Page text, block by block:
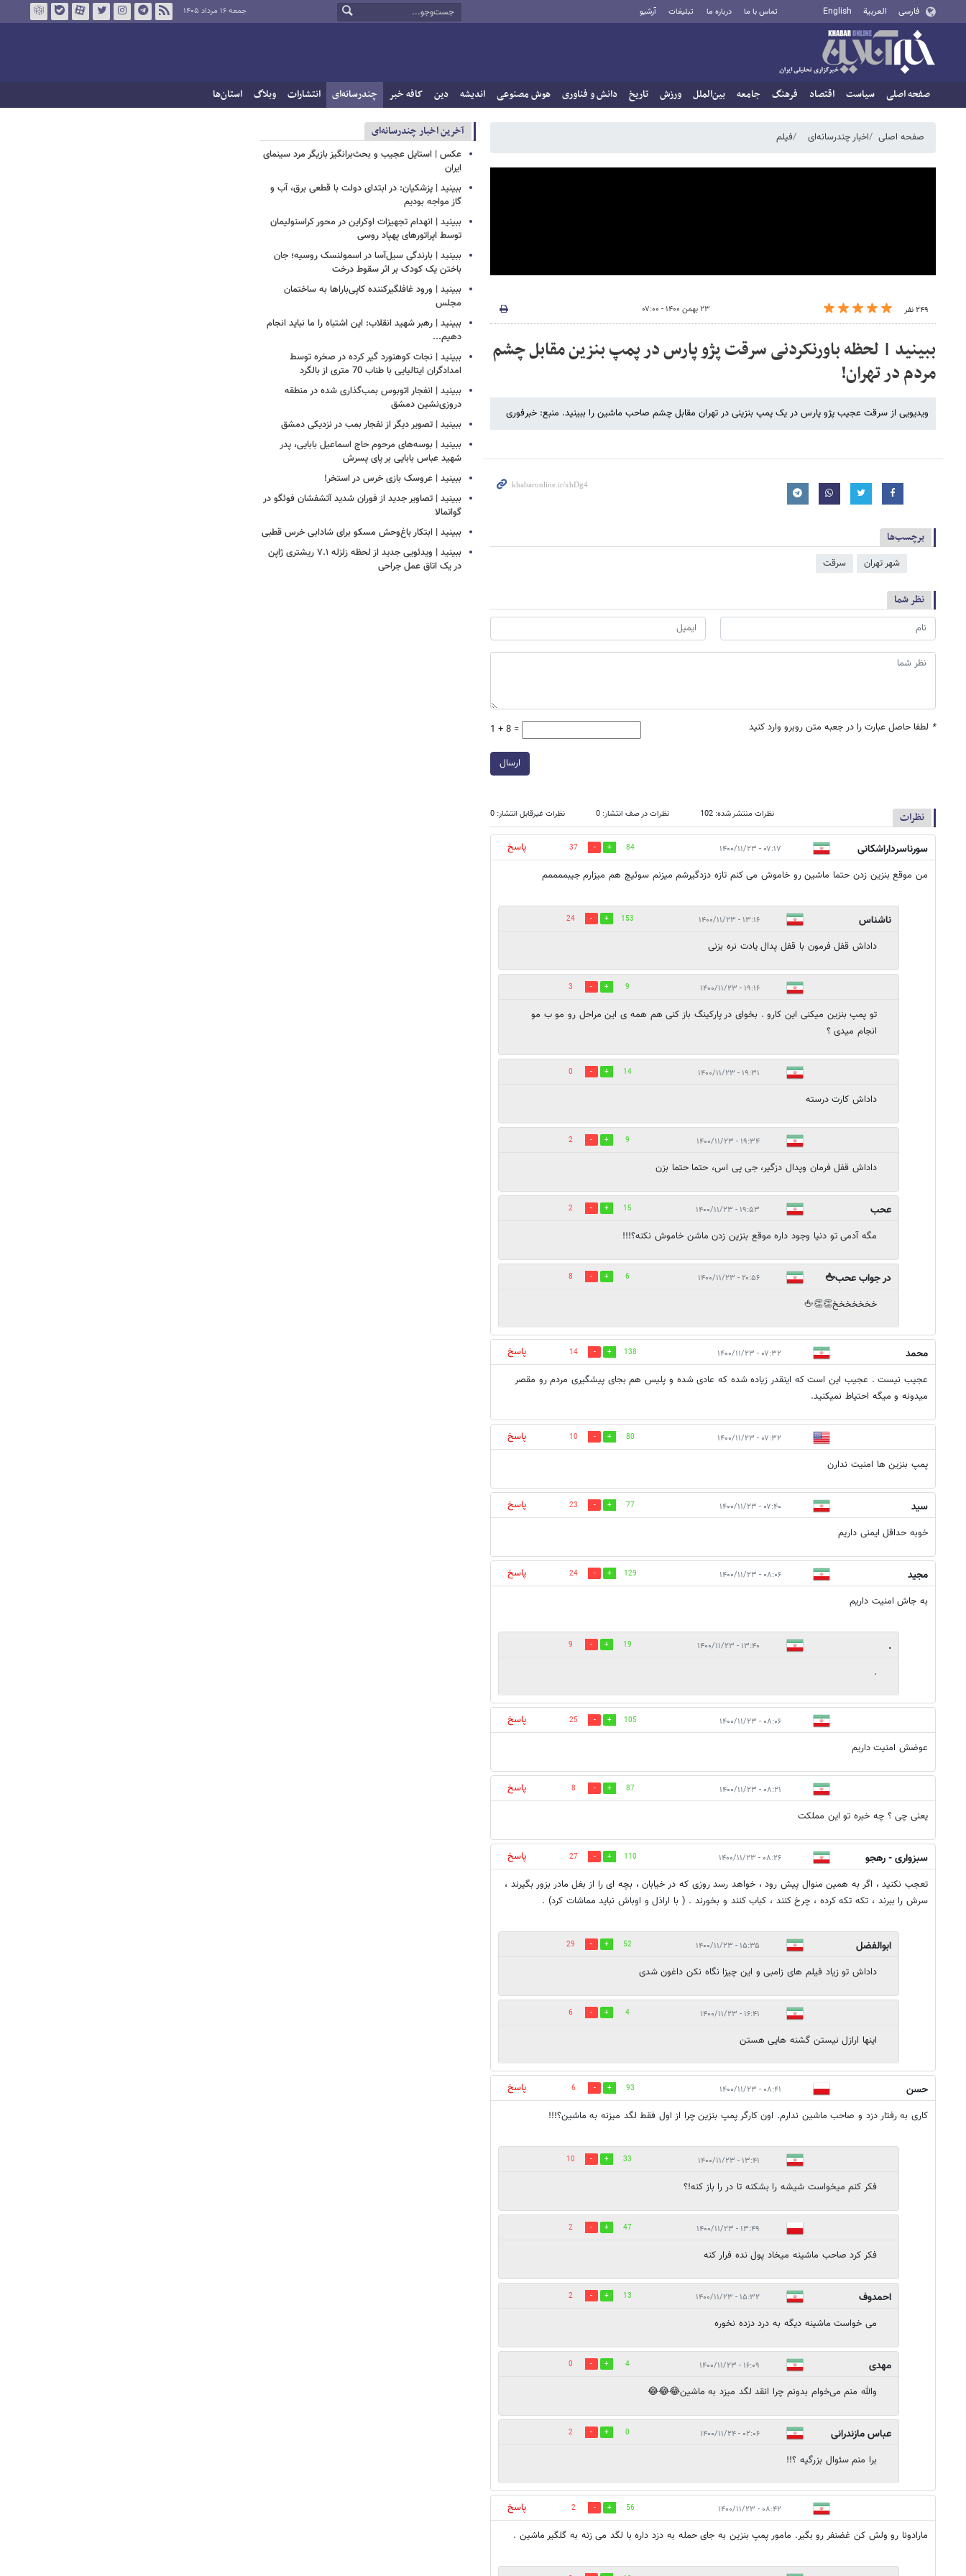
فارسی العربية English تماس با ما درباره ما تبلیغات آرشیو جمعه ۱۶ مرداد ۱۴۰۵
صفحه اصلی سیاست اقتصاد فرهنگ جامعه بین‌الملل ورزش تاریخ دانش و فناوری هوش مصنوعی اندیشه دین کافه خبر چندرسانه‌ای انتشارات وبلاگ استان‌ها
صفحه اصلی اخبار چندرسانه‌ای فیلم
۲۴۹ نفر ۲۳ بهمن ۱۴۰۰ - ۰۷:۰۰
ببینید | لحظه باورنکردنی سرقت پژو پارس در پمپ بنزین مقابل چشم
مردم در تهران!
ویدیویی از سرقت عجیب پژو پارس در یک پمپ بنزینی در تهران مقابل چشم صاحب ماشین را ببینید. منبع: خبرفوری
برچسب‌ها
شهر تهران سرقت
نظر شما
* لطفا حاصل عبارت را در جعبه متن روبرو وارد کنید 1 + 8 =
ارسال
نظرات نظرات منتشر شده: 102 نظرات در صف انتشار: 0 نظرات غیرقابل انتشار: 0
سورناسرداراشکانی ۰۷:۱۷ - ۱۴۰۰/۱۱/۲۳ 84
37
پاسخ
من موقع بنزین زدن حتما ماشین رو خاموش می کنم تازه دزدگیرشم میزنم سوئیچ هم میزارم جیبممممم
ناشناس ۱۳:۱۶ - ۱۴۰۰/۱۱/۲۳ 153
24
داداش قفل فرمون با قفل پدال یادت نره بزنی
۱۹:۱۶ - ۱۴۰۰/۱۱/۲۳ 9
3
تو پمپ بنزین میکنی این کارو . بخوای در پارکینگ باز کنی هم همه ی این مراحل رو مو ب مو
انجام میدی ؟
۱۹:۳۱ - ۱۴۰۰/۱۱/۲۳ 14
0
داداش کارت درسته
۱۹:۳۴ - ۱۴۰۰/۱۱/۲۳ 9
2
داداش قفل فرمان وپدال دزگیر، جی پی اس، حتما حتما بزن
عحب ۱۹:۵۳ - ۱۴۰۰/۱۱/۲۳ 15
2
مگه آدمی تو دنیا وجود داره موقع بنزین زدن ماشن خاموش نکنه؟!!!
در جواب عحب🖕 ۲۰:۵۶ - ۱۴۰۰/۱۱/۲۳ 6
8
خخخخخخخ👏👏🖕
محمد ۰۷:۳۲ - ۱۴۰۰/۱۱/۲۳ 138
14
پاسخ
عجیب نیست . عجیب این است که اینقدر زیاده شده که عادی شده و پلیس هم بجای پیشگیری مردم رو مقصر
میدونه و میگه احتیاط نمیکنید.
۰۷:۳۲ - ۱۴۰۰/۱۱/۲۳ 80
10
پاسخ
پمپ بنزین ها امنیت ندارن
سید ۰۷:۴۰ - ۱۴۰۰/۱۱/۲۳ 77
23
پاسخ
خوبه حداقل ایمنی داریم
مجید ۰۸:۰۶ - ۱۴۰۰/۱۱/۲۳ 129
24
پاسخ
به جاش امنیت داریم
. ۱۳:۴۰ - ۱۴۰۰/۱۱/۲۳ 19
9
.
۰۸:۰۶ - ۱۴۰۰/۱۱/۲۳ 105
25
پاسخ
عوضش امنیت داریم
۰۸:۲۱ - ۱۴۰۰/۱۱/۲۳ 87
8
پاسخ
یعنی چی ؟ چه خبره تو این مملکت
سبزواری - رهجو ۰۸:۲۶ - ۱۴۰۰/۱۱/۲۳ 110
27
پاسخ
تعجب نکنید ، اگر به همین منوال پیش رود ، خواهد رسد روزی که در خیابان ، بچه ای را از بغل مادر بزور بگیرند ،
سرش را ببرند ، تکه تکه کرده ، چرخ کنند ، کباب کنند و بخورند . ( با اراذل و اوباش نباید مماشات کرد) .
ابوالفضل ۱۵:۳۵ - ۱۴۰۰/۱۱/۲۳ 52
29
داداش تو زیاد فیلم های زامبی و این چیزا نگاه نکن داغون شدی
۱۶:۴۱ - ۱۴۰۰/۱۱/۲۳ 4
6
اینها ارازل نیستن گشنه هایی هستن
حسن ۰۸:۴۱ - ۱۴۰۰/۱۱/۲۳ 93
6
پاسخ
کاری به رفتار دزد و صاحب ماشین ندارم. اون کارگر پمپ بنزین چرا از اول فقط لگد میزنه به ماشین؟!!!
۱۳:۴۱ - ۱۴۰۰/۱۱/۲۳ 33
10
فکر کنم میخواست شیشه را بشکنه تا در را باز کنه!؟
۱۳:۴۹ - ۱۴۰۰/۱۱/۲۳ 47
2
فكر كرد صاحب ماشينه ميخاد پول نده فرار كنه
احمدوف ۱۵:۳۲ - ۱۴۰۰/۱۱/۲۳ 13
2
می خواست ماشینه دیگه به درد دزده نخوره
مهدی ۱۶:۰۹ - ۱۴۰۰/۱۱/۲۳ 4
0
والله منم می‌خوام بدونم چرا انقد لگد میزد به ماشین😂😂😂
عباس مازندرانی ۰۲:۰۶ - ۱۴۰۰/۱۱/۲۴ 0
2
برا منم سئوال بزرگیه ؟!!
۰۸:۴۲ - ۱۴۰۰/۱۱/۲۳ 56
2
پاسخ
مارادونا رو ولش کن غضنفر رو بگیر. مامور پمپ بنزین به جای حمله به دزد داره با لگد می زنه به گلگیر ماشین .
آخرین اخبار چندرسانه‌ای
عکس | استایل عجیب و بحث‌برانگیز بازیگر مرد سینمای
ایران
ببینید | پزشکیان: در ابتدای دولت با قطعی برق، آب و
گاز مواجه بودیم
ببینید | انهدام تجهیزات اوکراین در محور کراسنولیمان
توسط اپراتورهای پهپاد روسی
ببینید | بارندگی سیل‌آسا در اسمولنسک روسیه؛ جان
باختن یک کودک بر اثر سقوط درخت
ببینید | ورود غافلگیرکننده کاپی‌باراها به ساختمان
مجلس
ببینید | رهبر شهید انقلاب: این اشتباه را ما نباید انجام
دهیم...
ببینید | نجات کوهنورد گیر کرده در صخره توسط
امدادگران ایتالیایی با طناب 70 متری از بالگرد
ببینید | انفجار اتوبوس بمب‌گذاری شده در منطقه
دروزی‌نشین دمشق
ببینید | تصویر دیگر از نفجار بمب در نزدیکی دمشق
ببینید | بوسه‌های مرحوم حاج اسماعیل بابایی، پدر
شهید عباس بابایی بر پای پسرش
ببینید | عروسک بازی خرس در استخر!
ببینید | تصاویر جدید از فوران شدید آتشفشان فوئگو در
گواتمالا
ببینید | ابتکار باغ‌وحش مسکو برای شادابی خرس قطبی
ببینید | ویدئویی جدید از لحظه زلزله ۷.۱ ریشتری ژاپن
در یک اتاق عمل جراحی